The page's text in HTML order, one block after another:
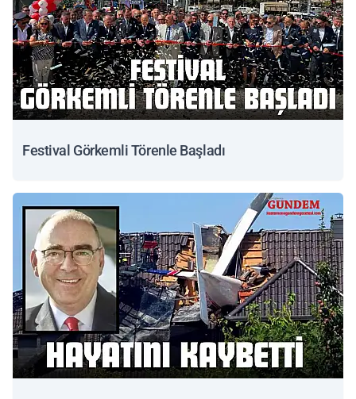
Festival Görkemli Törenle Başladı